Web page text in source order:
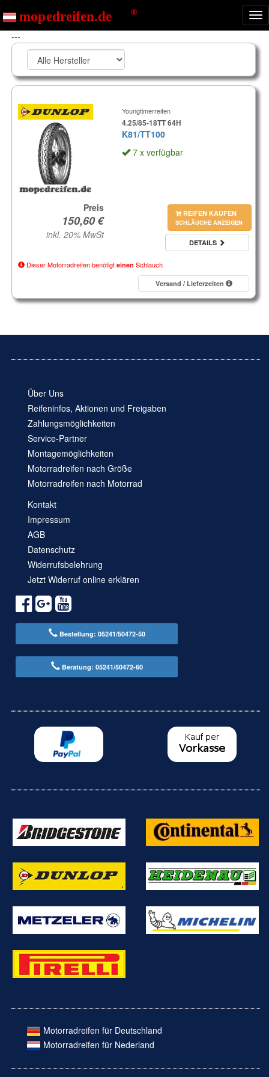
---
Youngtimerreifen
4.25/85-18TT 64H
K81/TT100
7 x verfügbar
Preis
inkl. 20% MwSt
REIFEN KAUFEN
SCHLÄUCHE ANZEIGEN
DETAILS
Dieser Motorradreifen benötigt einen Schlauch
Versand / Lieferzeiten
Über Uns
Reifeninfos, Aktionen und Freigaben
Zahlungsmöglichkeiten
Service-Partner
Montagemöglichkeiten
Motorradreifen nach Größe
Motorradreifen nach Motorrad
Kontakt
Impressum
AGB
Datenschutz
Widerrufsbelehrung
Jetzt Widerruf online erklären
Bestellung: 05241/50472-50
Beratung: 05241/50472-60
Motorradreifen für Deutschland
Motorradreifen für Nederland